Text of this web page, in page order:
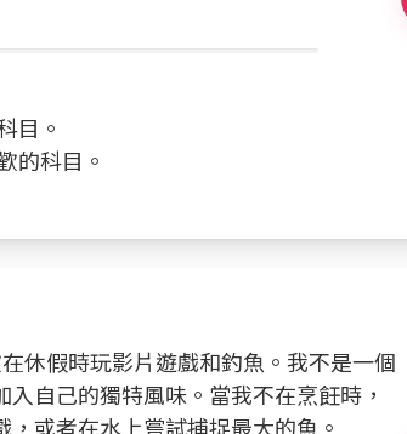
目。
的科目。
休假時玩影片遊戲和釣魚。我不是一個
自己的獨特風味。當我不在烹飪時，
或者在水上嘗試捕捉最大的魚。